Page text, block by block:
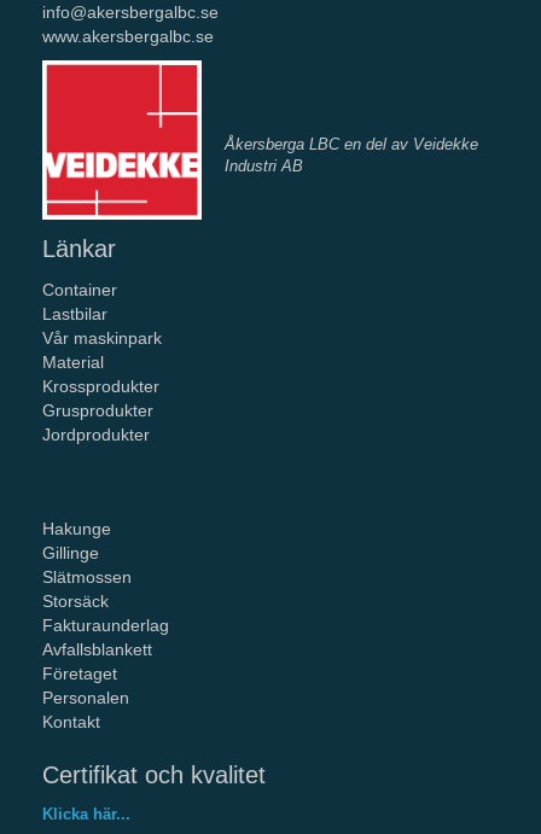
info@akersbergalbc.se
www.akersbergalbc.se
Åkersberga LBC en del av Veidekke
Industri AB
Länkar
Container
Lastbilar
Vår maskinpark
Material
Krossprodukter
Grusprodukter
Jordprodukter
Hakunge
Gillinge
Slätmossen
Storsäck
Fakturaunderlag
Avfallsblankett
Företaget
Personalen
Kontakt
Certifikat och kvalitet
Klicka här...